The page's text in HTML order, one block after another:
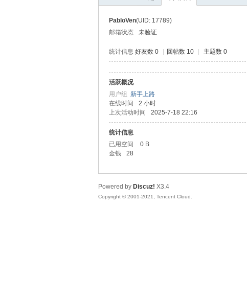
心
PabloVen(UID: 17789)
邮箱状态
未验证
统计信息 好友数 0 回帖数 10 主题数 0
活跃概况
用户组 新手上路
在线时间
2 小时
上次活动时间
2025-7-18 22:16
统计信息
已用空间
0 B
金钱
28
Powered by Discuz! X3.4
Copyright © 2001-2021, Tencent Cloud.